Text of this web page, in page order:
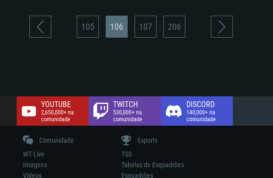
105 106 107 206
YOUTUBE
2,650,000+ na
comunidade
TWITCH
530,000+ na
comunidade
DISCORD
140,000+ na
comunidade
Comunidade
WT Live
Imagens
Videos
Esports
TSS
Tabelas de Esquadrões
Esquadrões